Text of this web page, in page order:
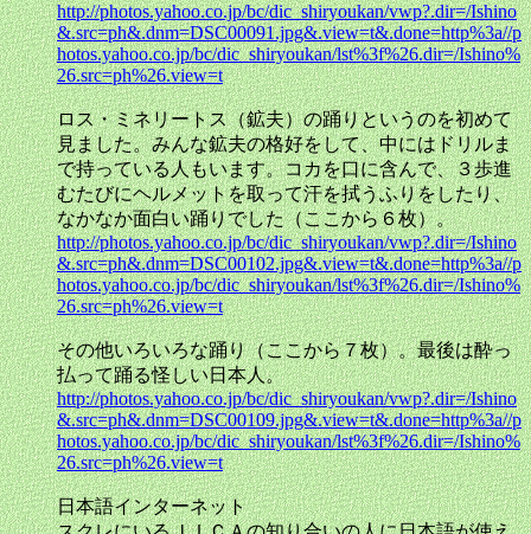
http://photos.yahoo.co.jp/bc/dic_shiryoukan/vwp?.dir=/Ishino
&.src=ph&.dnm=DSC00091.jpg&.view=t&.done=http%3a//p
hotos.yahoo.co.jp/bc/dic_shiryoukan/lst%3f%26.dir=/Ishino%
26.src=ph%26.view=t
ロス・ミネリートス（鉱夫）の踊りというのを初めて
見ました。みんな鉱夫の格好をして、中にはドリルま
で持っている人もいます。コカを口に含んで、３歩進
むたびにヘルメットを取って汗を拭うふりをしたり、
なかなか面白い踊りでした（ここから６枚）。
http://photos.yahoo.co.jp/bc/dic_shiryoukan/vwp?.dir=/Ishino
&.src=ph&.dnm=DSC00102.jpg&.view=t&.done=http%3a//p
hotos.yahoo.co.jp/bc/dic_shiryoukan/lst%3f%26.dir=/Ishino%
26.src=ph%26.view=t
その他いろいろな踊り（ここから７枚）。最後は酔っ
払って踊る怪しい日本人。
http://photos.yahoo.co.jp/bc/dic_shiryoukan/vwp?.dir=/Ishino
&.src=ph&.dnm=DSC00109.jpg&.view=t&.done=http%3a//p
hotos.yahoo.co.jp/bc/dic_shiryoukan/lst%3f%26.dir=/Ishino%
26.src=ph%26.view=t
日本語インターネット